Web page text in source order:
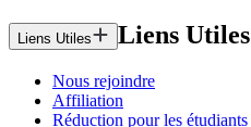
Liens Utiles Liens Utiles
Nous rejoindre
Affiliation
Réduction pour les étudiants